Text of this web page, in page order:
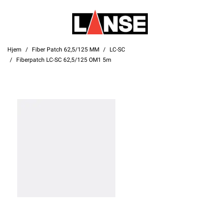
Hjem Fiber Patch 62,5/125 MM
LC-SC
Fiberpatch LC-SC 62,5/125 OM1 5m